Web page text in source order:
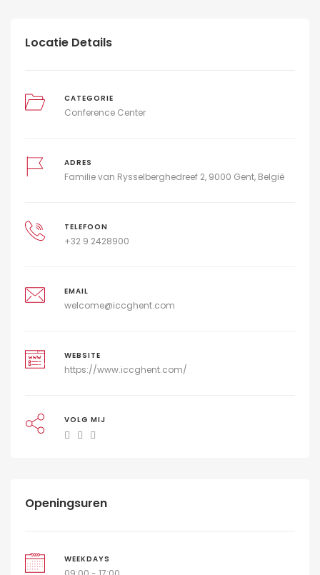
Locatie Details
CATEGORIE
Conference Center
ADRES
Familie van Rysselberghedreef 2, 9000 Gent, België
TELEFOON
+32 9 2428900
EMAIL
welcome@iccghent.com
WEBSITE
https://www.iccghent.com/
VOLG MIJ
Openingsuren
WEEKDAYS